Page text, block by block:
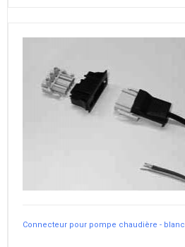
Connecteur pour pompe chaudière - blanc